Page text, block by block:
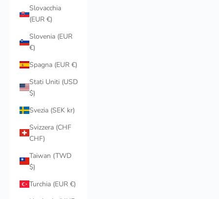
Slovacchia
(EUR €)
Slovenia (EUR
€)
Spagna (EUR €)
Stati Uniti (USD
$)
Svezia (SEK kr)
Svizzera (CHF
CHF)
Taiwan (TWD
$)
Turchia (EUR €)